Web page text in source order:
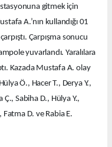
gitmek için
A.’nın kullandığı 01
Çarpışma sonucu
yuvarlandı. Yaralılara
Kazada Mustafa A. olay
Ö., Hacer T., Derya Y.,
Sabiha D., Hülya Y.,
D. ve Rabia E.